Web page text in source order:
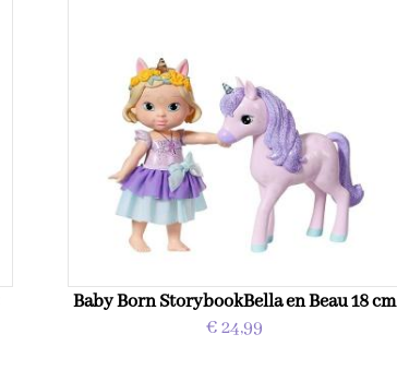
Baby Born StorybookBella en Beau 18 cm
€ 24,99